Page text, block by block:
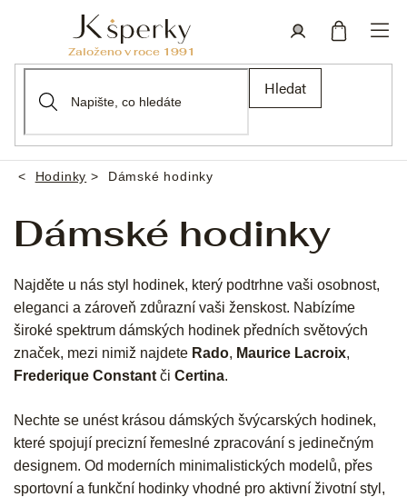
Hledat
Domů
Hodinky Dámské hodinky
Dámské hodinky
Najděte u nás styl hodinek, který podtrhne vaši osobnost,
eleganci a zároveň zdůrazní vaši ženskost. Nabízíme
široké spektrum dámských hodinek předních světových
značek, mezi nimiž najdete Rado, Maurice Lacroix,
Frederique Constant či Certina.
Nechte se unést krásou dámských švýcarských hodinek,
které spojují precizní řemeslné zpracování s jedinečným
designem. Od moderních minimalistických modelů, přes
sportovní a funkční hodinky vhodné pro aktivní životní styl,